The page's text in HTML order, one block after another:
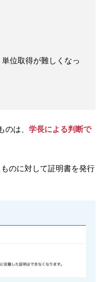
位取得が難しくなっ
のは、 学長による判断で
のに対して証明書を発行